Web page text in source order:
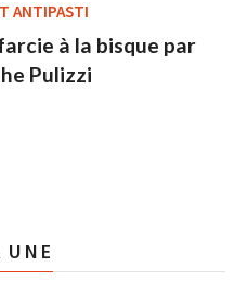
ANTIPASTI
à la bisque par
Pulizzi
UNE